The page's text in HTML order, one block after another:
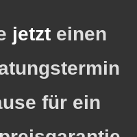
jetzteinen
für ein